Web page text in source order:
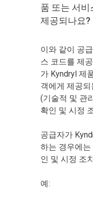
품 또는 서
제공되나요?
이와 같이 공
스 코드를 제
가 Kyndryl 제
객에게 제공
(기술적 및 관
확인 및 시정
공급자가
하는 경우에는
인 및 시정 조
예: